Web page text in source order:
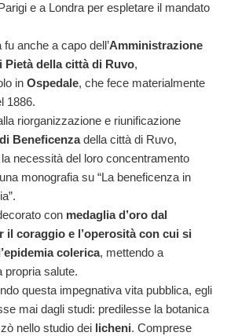
e a Londra per espletare il mandato
anche a capo dell’Amministrazione
Pietà della città di Ruvo,
in Ospedale, che fece materialmente
1886.
riorganizzazione e riunificazione
Beneficenzadella città di Ruvo,
necessità del loro concentramento
monografia su “La beneficenza in
con medaglia d’oro dal
il coraggio e l’operosità con cui si
colerica, mettendo a
propria salute.
questa impegnativa vita pubblica, egli
mai dagli studi: predilesse la botanica
nello studio dei licheni. Comprese